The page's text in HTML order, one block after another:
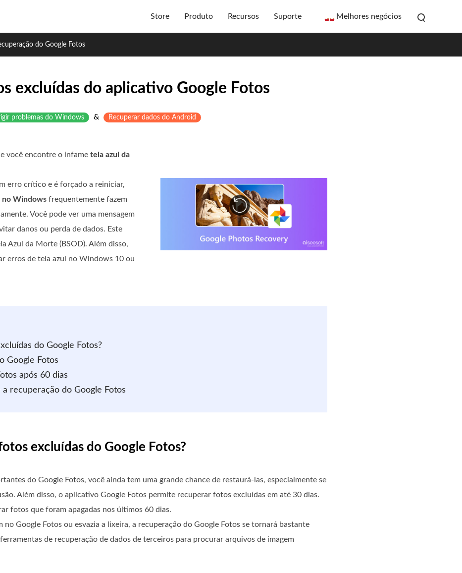
Store Produto Recursos Suporte Melhores negócios
do Google Fotos
excluídas do aplicativo Google Fotos
problemas do Windows & Recuperar dados do Android
você encontre o infame tela azul da
erro crítico e é forçado a reiniciar,
no Windows frequentemente fazem
Você pode ver uma mensagem
danos ou perda de dados. Este
Azul da Morte (BSOD). Além disso,
erros de tela azul no Windows 10 ou
do Google Fotos?
Google Fotos
após 60 dias
recuperação do Google Fotos
excluídas do Google Fotos?
do Google Fotos, você ainda tem uma grande chance de restaurá-las, especialmente se
Além disso, o aplicativo Google Fotos permite recuperar fotos excluídas em até 30 dias.
fotos que foram apagadas nos últimos 60 dias.
no Google Fotos ou esvazia a lixeira, a recuperação do Google Fotos se tornará bastante
de recuperação de dados de terceiros para procurar arquivos de imagem